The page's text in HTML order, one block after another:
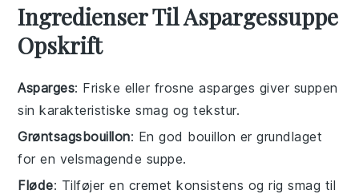
Ingredienser Til Aspargessuppe
Opskrift
Asparges: Friske eller frosne asparges giver suppen
sin karakteristiske smag og tekstur.
Grøntsagsbouillon: En god bouillon er grundlaget
for en velsmagende suppe.
Fløde: Tilføjer en cremet konsistens og rig smag til